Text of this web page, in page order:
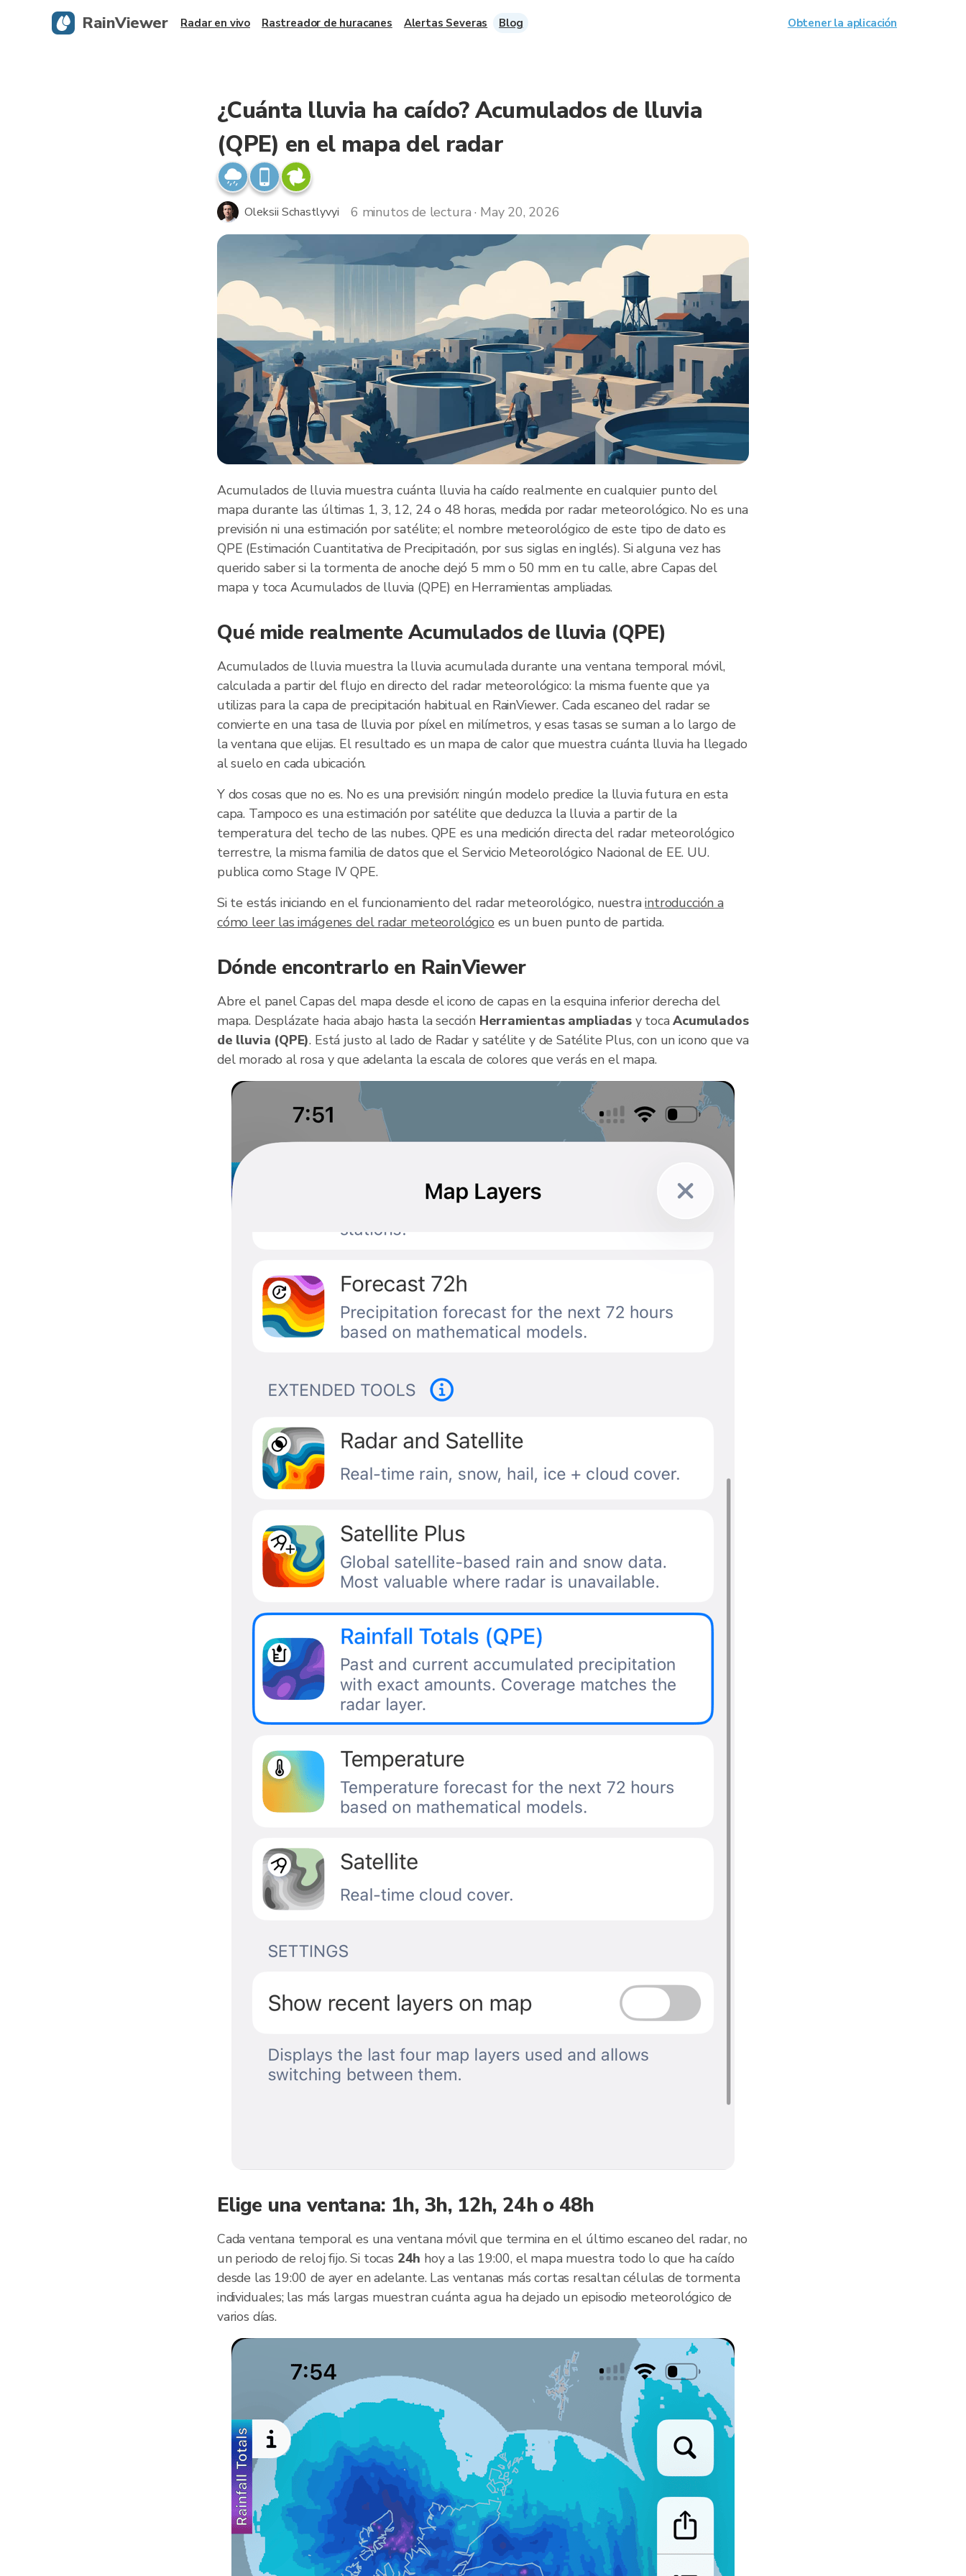
¿Cuánta lluvia ha caído? Acumulados de lluvia
(QPE) en el mapa del radar
Oleksii Schastlyvyi 6 minutos de lectura · May 20, 2026
Acumulados de lluvia muestra cuánta lluvia ha caído realmente en cualquier punto del
mapa durante las últimas 1, 3, 12, 24 o 48 horas, medida por radar meteorológico. No es una
previsión ni una estimación por satélite; el nombre meteorológico de este tipo de dato es
QPE (Estimación Cuantitativa de Precipitación, por sus siglas en inglés). Si alguna vez has
querido saber si la tormenta de anoche dejó 5 mm o 50 mm en tu calle, abre Capas del
mapa y toca Acumulados de lluvia (QPE) en Herramientas ampliadas.
Qué mide realmente Acumulados de lluvia (QPE)
Acumulados de lluvia muestra la lluvia acumulada durante una ventana temporal móvil,
calculada a partir del flujo en directo del radar meteorológico: la misma fuente que ya
utilizas para la capa de precipitación habitual en RainViewer. Cada escaneo del radar se
convierte en una tasa de lluvia por píxel en milímetros, y esas tasas se suman a lo largo de
la ventana que elijas. El resultado es un mapa de calor que muestra cuánta lluvia ha llegado
al suelo en cada ubicación.
Y dos cosas que no es. No es una previsión: ningún modelo predice la lluvia futura en esta
capa. Tampoco es una estimación por satélite que deduzca la lluvia a partir de la
temperatura del techo de las nubes. QPE es una medición directa del radar meteorológico
terrestre, la misma familia de datos que el Servicio Meteorológico Nacional de EE. UU.
publica como Stage IV QPE.
Si te estás iniciando en el funcionamiento del radar meteorológico, nuestraintroducción a
cómo leer las imágenes del radar meteorológico es un buen punto de partida.
Dónde encontrarlo en RainViewer
Abre el panel Capas del mapa desde el icono de capas en la esquina inferior derecha del
mapa. Desplázate hacia abajo hasta la sección Herramientas ampliadasy tocaAcumulados
de lluvia (QPE). Está justo al lado de Radar y satélite y de Satélite Plus, con un icono que va
del morado al rosa y que adelanta la escala de colores que verás en el mapa.
Elige una ventana: 1h, 3h, 12h, 24h o 48h
Cada ventana temporal es una ventana móvil que termina en el último escaneo del radar, no
un periodo de reloj fijo. Si tocas 24h hoy a las 19:00, el mapa muestra todo lo que ha caído
desde las 19:00 de ayer en adelante. Las ventanas más cortas resaltan células de tormenta
individuales; las más largas muestran cuánta agua ha dejado un episodio meteorológico de
varios días.
RainViewer Radar en vivo Rastreador de huracanes Alertas Severas Blog Obtener la aplicación